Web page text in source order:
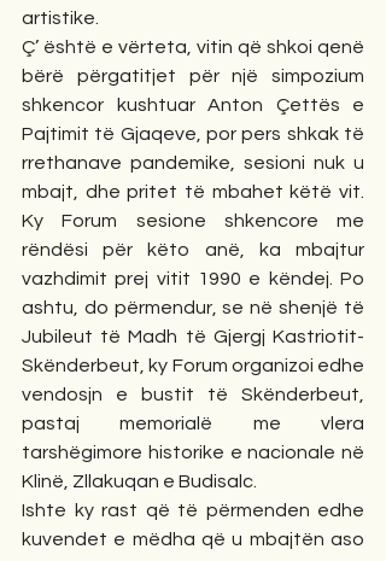
artistike.
Ç’ është e vërteta, vitin që shkoi qenë
bërë përgatitjet për një simpozium
shkencor kushtuar Anton Çettës e
Pajtimit të Gjaqeve, por pers shkak të
rrethanave pandemike, sesioni nuk u
mbajt, dhe pritet të mbahet këtë vit.
Ky Forum sesione shkencore me
rëndësi për këto anë, ka mbajtur
vazhdimit prej vitit 1990 e këndej. Po
ashtu, do përmendur, se në shenjë të
Jubileut të Madh të Gjergj Kastriotit-
Skënderbeut, ky Forum organizoi edhe
vendosjn e bustit të Skënderbeut,
pastaj memorialë me vlera
tarshëgimore historike e nacionale në
Klinë, Zllakuqan e Budisalc.
Ishte ky rast që të përmenden edhe
kuvendet e mëdha që u mbajtën aso